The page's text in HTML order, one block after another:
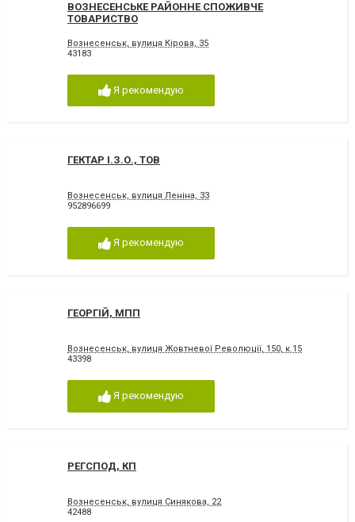
ВОЗНЕСЕНСЬКЕ РАЙОННЕ СПОЖИВЧЕ
ТОВАРИСТВО
Вознесенськ, вулиця Кірова, 35
43183
Я рекомендую
ГЕКТАР І.З.О., ТОВ
Вознесенськ, вулиця Леніна, 33
952896699
Я рекомендую
ГЕОРГІЙ, МПП
Вознесенськ, вулиця Жовтневої Революції, 150, к.15
43398
Я рекомендую
РЕГСПОД, КП
Вознесенськ, вулиця Синякова, 22
42488